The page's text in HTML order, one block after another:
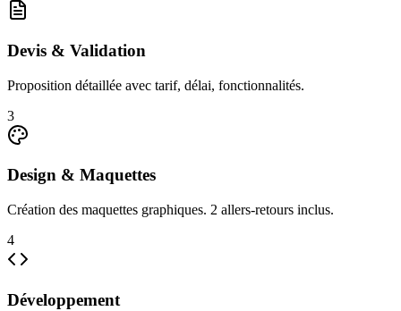
Devis & Validation
Proposition détaillée avec tarif, délai, fonctionnalités.
3
Design & Maquettes
Création des maquettes graphiques. 2 allers-retours inclus.
4
Développement